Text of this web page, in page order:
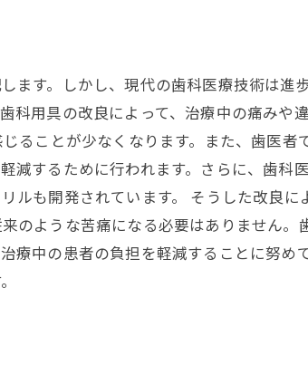
ます。しかし、現代の歯科医療技術は進
科用具の改良によって、治療中の痛みや
ることが少なくなります。また、歯医者
するために行われます。さらに、歯科
ルも開発されています。 そうした改良
のような苦痛になる必要はありません
療中の患者の負担を軽減することに努め